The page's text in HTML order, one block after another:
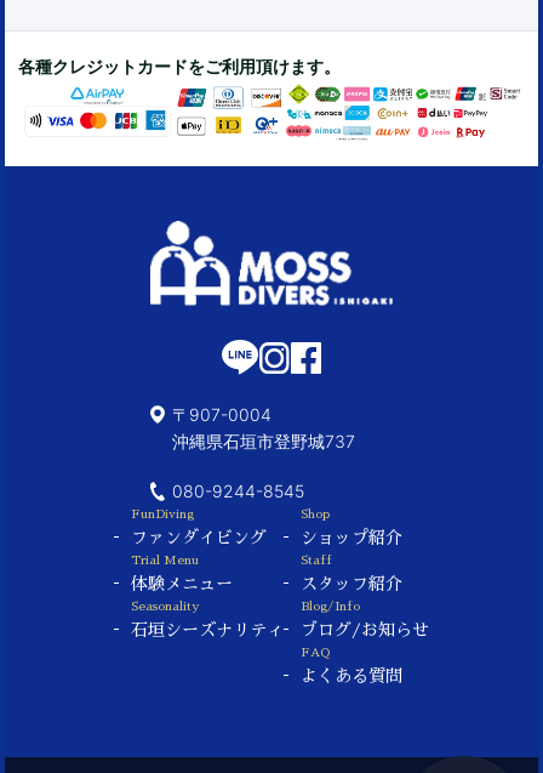
各種クレジットカードをご利用頂けます。
〒907-0004
沖縄県石垣市登野城737
080-9244-8545
FunDiving
ファンダイビング
Trial Menu
体験メニュー
Seasonality
石垣シーズナリティ
Shop
ショップ紹介
Staff
スタッフ紹介
Blog/Info
ブログ/お知らせ
FAQ
よくある質問